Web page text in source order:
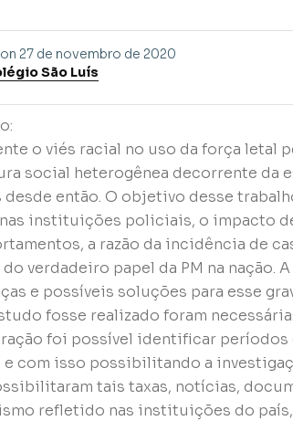
27 de novembro de 2020
São Luís
o viés racial no uso da força letal
social heterogênea decorrente da
desde então. O objetivo desse
instituições policiais, o impacto
a razão da incidência de
do verdadeiro papel da PM na
e possíveis soluções para esse
fosse realizado foram
foi possível identificar
e com isso possibilitando a
tais taxas, notícias,
refletido nas instituições do